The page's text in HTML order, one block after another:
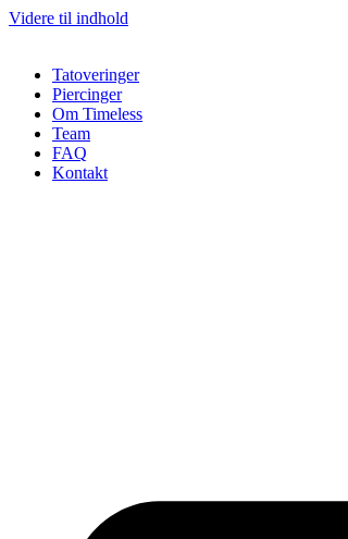
Videre til indhold
Tatoveringer
Piercinger
Om Timeless
Team
FAQ
Kontakt